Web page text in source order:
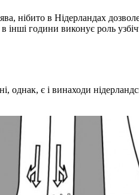
нібито в Нідерландах
інші години виконує роль
однак, є і винаходи